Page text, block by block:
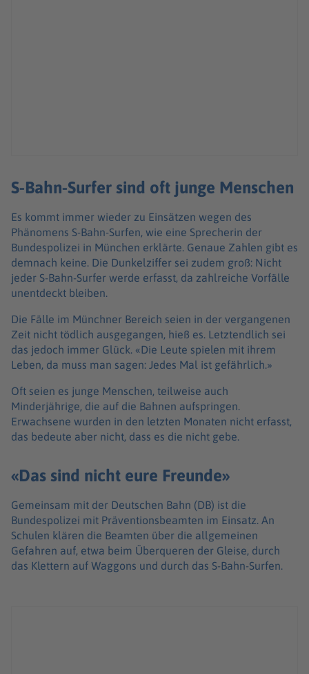
S-Bahn-Surfer sind oft junge Menschen
Es kommt immer wieder zu Einsätzen wegen des
Phänomens S-Bahn-Surfen, wie eine Sprecherin der
Bundespolizei in München erklärte. Genaue Zahlen gibt es
demnach keine. Die Dunkelziffer sei zudem groß: Nicht
jeder S-Bahn-Surfer werde erfasst, da zahlreiche Vorfälle
unentdeckt bleiben.
Die Fälle im Münchner Bereich seien in der vergangenen
Zeit nicht tödlich ausgegangen, hieß es. Letztendlich sei
das jedoch immer Glück. «Die Leute spielen mit ihrem
Leben, da muss man sagen: Jedes Mal ist gefährlich.»
Oft seien es junge Menschen, teilweise auch
Minderjährige, die auf die Bahnen aufspringen.
Erwachsene wurden in den letzten Monaten nicht erfasst,
das bedeute aber nicht, dass es die nicht gebe.
«Das sind nicht eure Freunde»
Gemeinsam mit der Deutschen Bahn (DB) ist die
Bundespolizei mit Präventionsbeamten im Einsatz. An
Schulen klären die Beamten über die allgemeinen
Gefahren auf, etwa beim Überqueren der Gleise, durch
das Klettern auf Waggons und durch das S-Bahn-Surfen.